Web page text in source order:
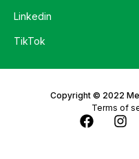
Linkedin
TikTok
Copyright © 2022
Terms of